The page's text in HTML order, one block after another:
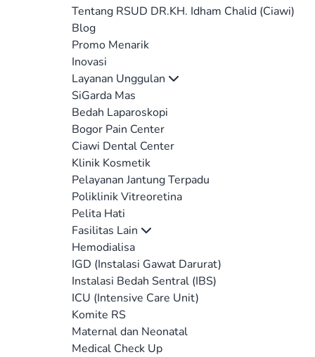
Tentang RSUD DR.KH. Idham Chalid (Ciawi)
Blog
Promo Menarik
Inovasi
Layanan Unggulan
SiGarda Mas
Bedah Laparoskopi
Bogor Pain Center
Ciawi Dental Center
Klinik Kosmetik
Pelayanan Jantung Terpadu
Poliklinik Vitreoretina
Pelita Hati
Fasilitas Lain
Hemodialisa
IGD (Instalasi Gawat Darurat)
Instalasi Bedah Sentral (IBS)
ICU (Intensive Care Unit)
Komite RS
Maternal dan Neonatal
Medical Check Up